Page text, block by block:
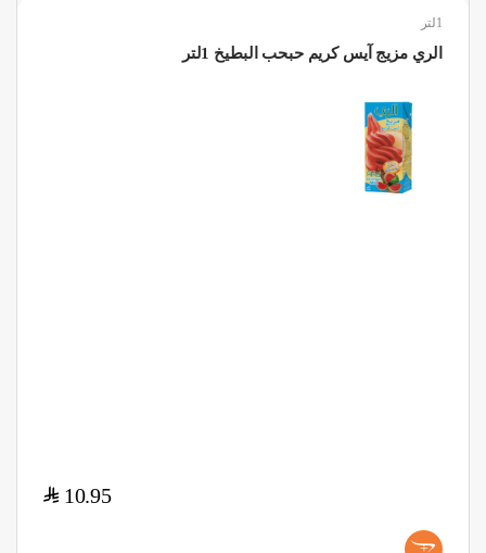
1لتر
الري مزيج آيس كريم حبحب البطيخ 1لتر
10.95
$
+